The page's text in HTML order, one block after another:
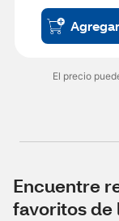
Agregar
El precio
Encuentre
favoritos de